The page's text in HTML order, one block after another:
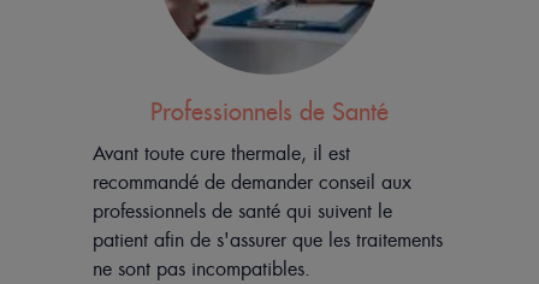
Professionnels de Santé
Avant toute cure thermale, il est
recommandé de demander conseil aux
professionnels de santé qui suivent le
patient afin de s'assurer que les traitements
ne sont pas incompatibles.